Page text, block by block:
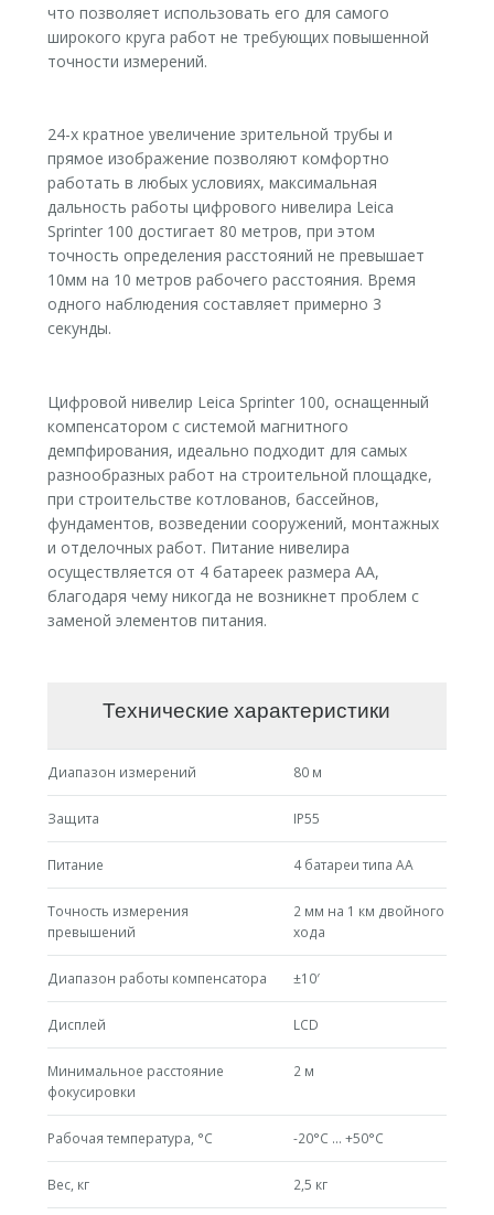
что позволяет использовать его для самого
широкого круга работ не требующих повышенной
точности измерений.
24-х кратное увеличение зрительной трубы и
прямое изображение позволяют комфортно
работать в любых условиях, максимальная
дальность работы цифрового нивелира Leica
Sprinter 100 достигает 80 метров, при этом
точность определения расстояний не превышает
10мм на 10 метров рабочего расстояния. Время
одного наблюдения составляет примерно 3
секунды.
Цифровой нивелир Leica Sprinter 100, оснащенный
компенсатором с системой магнитного
демпфирования, идеально подходит для самых
разнообразных работ на строительной площадке,
при строительстве котлованов, бассейнов,
фундаментов, возведении сооружений, монтажных
и отделочных работ. Питание нивелира
осуществляется от 4 батареек размера АА,
благодаря чему никогда не возникнет проблем с
заменой элементов питания.
Технические характеристики
Диапазон измерений 80 м
Защита IP55
Питание 4 батареи типа АА
Точность измерения
превышений
2 мм на 1 км двойного
хода
Диапазон работы компенсатора ±10′
Дисплей LCD
Минимальное расстояние
фокусировки
2 м
Рабочая температура, °С -20°C … +50°C
Вес, кг 2,5 кг